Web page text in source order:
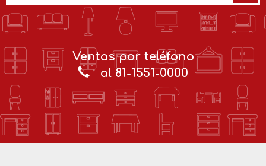
Ventas por teléfono
al 81-1551-0000